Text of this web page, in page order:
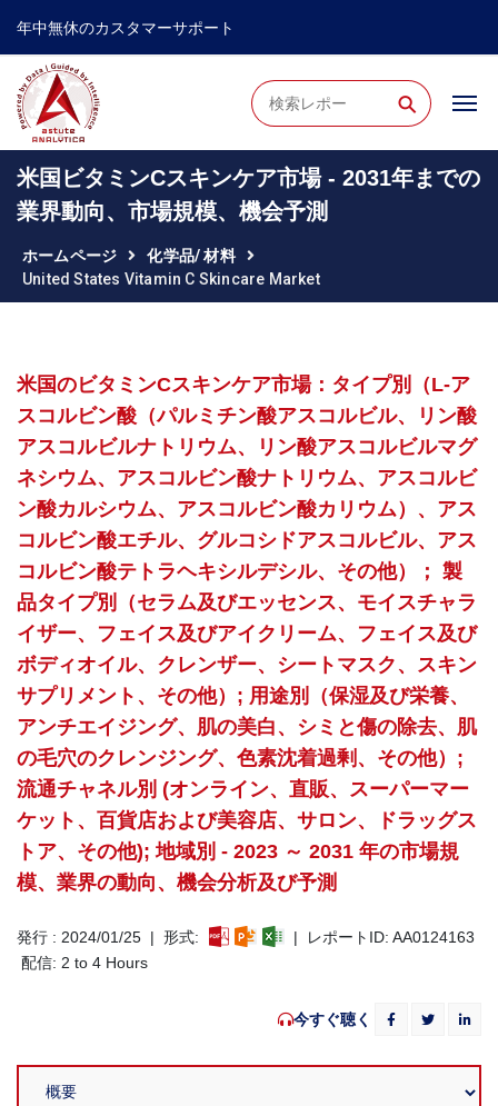
年中無休のカスタマーサポート
⚲
米国ビタミンCスキンケア市場 - 2031年までの
業界動向、市場規模、機会予測
ホームページ
化学品/ 材料
United States Vitamin C Skincare Market
米国のビタミンCスキンケア市場：タイプ別（L-ア
スコルビン酸（パルミチン酸アスコルビル、リン酸
アスコルビルナトリウム、リン酸アスコルビルマグ
ネシウム、アスコルビン酸ナトリウム、アスコルビ
ン酸カルシウム、アスコルビン酸カリウム）、アス
コルビン酸エチル、グルコシドアスコルビル、アス
コルビン酸テトラヘキシルデシル、その他）； 製
品タイプ別（セラム及びエッセンス、モイスチャラ
イザー、フェイス及びアイクリーム、フェイス及び
ボディオイル、クレンザー、シートマスク、スキン
サプリメント、その他）; 用途別（保湿及び栄養、
アンチエイジング、肌の美白、シミと傷の除去、肌
の毛穴のクレンジング、色素沈着過剰、その他）;
流通チャネル別 (オンライン、直販、スーパーマー
ケット、百貨店および美容店、サロン、ドラッグス
トア、その他); 地域別 - 2023 ～ 2031 年の市場規
模、業界の動向、機会分析及び予測
発行 : 2024/01/25 | 形式:
| レポートID: AA0124163
配信: 2 to 4 Hours
今すぐ聴く